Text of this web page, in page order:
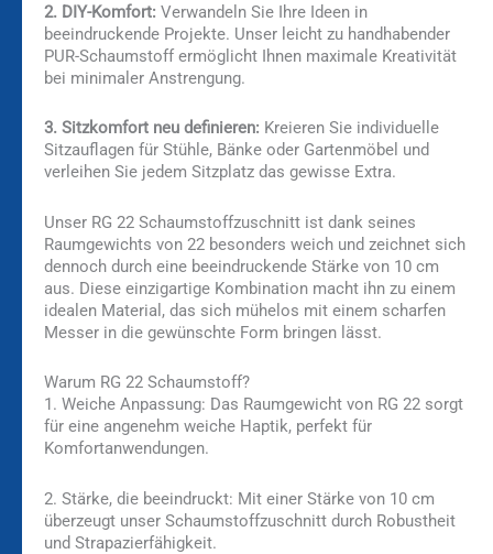
2. DIY-Komfort: Verwandeln Sie Ihre Ideen in
beeindruckende Projekte. Unser leicht zu handhabender
PUR-Schaumstoff ermöglicht Ihnen maximale Kreativität
bei minimaler Anstrengung.
3. Sitzkomfort neu definieren: Kreieren Sie individuelle
Sitzauflagen für Stühle, Bänke oder Gartenmöbel und
verleihen Sie jedem Sitzplatz das gewisse Extra.
Unser RG 22 Schaumstoffzuschnitt ist dank seines
Raumgewichts von 22 besonders weich und zeichnet sich
dennoch durch eine beeindruckende Stärke von 10 cm
aus. Diese einzigartige Kombination macht ihn zu einem
idealen Material, das sich mühelos mit einem scharfen
Messer in die gewünschte Form bringen lässt.
Warum RG 22 Schaumstoff?
1. Weiche Anpassung: Das Raumgewicht von RG 22 sorgt
für eine angenehm weiche Haptik, perfekt für
Komfortanwendungen.
2. Stärke, die beeindruckt: Mit einer Stärke von 10 cm
überzeugt unser Schaumstoffzuschnitt durch Robustheit
und Strapazierfähigkeit.